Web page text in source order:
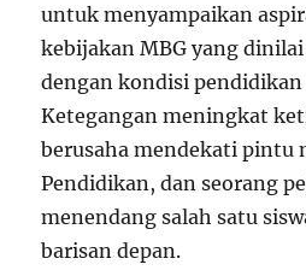
untuk menyampaikan
kebijakan MBG yang
dengan kondisi
Ketegangan meningkat
berusaha mendekati pintu
Pendidikan, dan seorang
menendang salah satu
barisan depan.